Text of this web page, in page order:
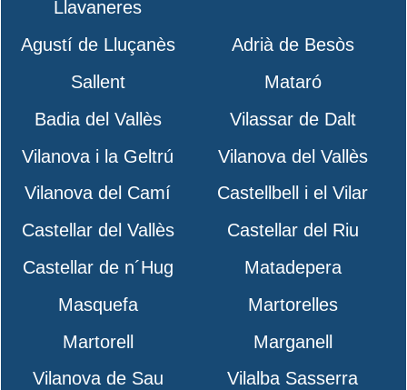
Llavaneres
Agustí de Lluçanès
Adrià de Besòs
Sallent
Mataró
Badia del Vallès
Vilassar de Dalt
Vilanova i la Geltrú
Vilanova del Vallès
Vilanova del Camí
Castellbell i el Vilar
Castellar del Vallès
Castellar del Riu
Castellar de n´Hug
Matadepera
Masquefa
Martorelles
Martorell
Marganell
Vilanova de Sau
Vilalba Sasserra